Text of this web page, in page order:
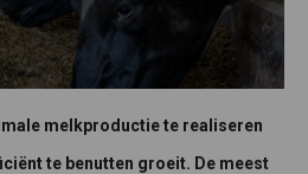
melkproductie te realiseren
te benutten groeit. De meest